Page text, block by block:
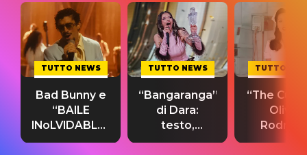
TUTTO NEWS
Bad Bunny e
“BAILE
INoLVIDABLE”:
testo,
TUTTO NEWS
“Bangaranga”
di Dara:
testo,
traduzione e
TUTTO
“The
Olivia
testo,